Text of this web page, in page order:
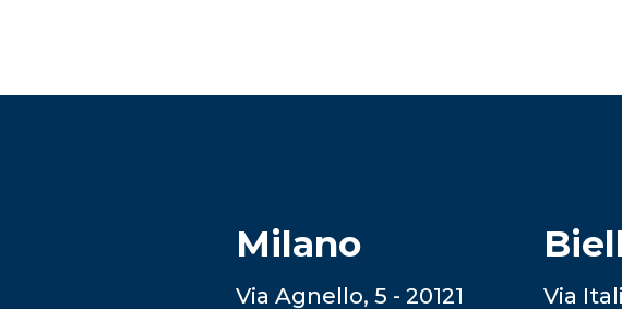
Milano
Via Agnello, 5 - 20121 Via